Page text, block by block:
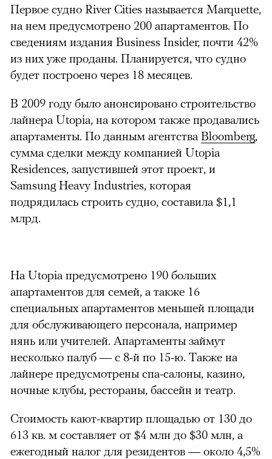
Первое судно River Cities называется Marquette,
на нем предусмотрено 200 апартаментов. По
сведениям издания Business Insider, почти 42%
из них уже проданы. Планируется, что судно
будет построено через 18 месяцев.
В 2009 году было анонсировано строительство
лайнера Utopia, на котором также продавались
апартаменты. По данным агентства Bloomberg,
сумма сделки между компанией Utopia
Residences, запустившей этот проект, и
Samsung Heavy Industries, которая
подрядилась строить судно, составила $1,1
млрд.
На Utopia предусмотрено 190 больших
апартаментов для семей, а также 16
специальных апартаментов меньшей площади
для обслуживающего персонала, например
нянь или учителей. Апартаменты займут
несколько палуб — с 8-й по 15-ю. Также на
лайнере предусмотрены спа-салоны, казино,
ночные клубы, рестораны, бассейн и театр.
Стоимость кают-квартир площадью от 130 до
613 кв. м составляет от $4 млн до $30 млн, а
ежегодный налог для резидентов — около 4,5%